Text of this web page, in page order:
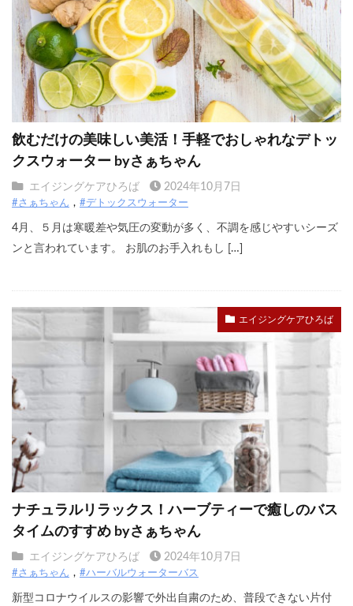
飲むだけの美味しい美活！手軽でおしゃれなデトッ
クスウォーター byさぁちゃん
エイジングケアひろば 2024年10月7日
#さぁちゃん #デトックスウォーター
4月、５月は寒暖差や気圧の変動が多く、不調を感じやすいシーズ
ンと言われています。 お肌のお手入れもし […]
エイジングケアひろば
ナチュラルリラックス！ハーブティーで癒しのバス
タイムのすすめ byさぁちゃん
エイジングケアひろば 2024年10月7日
#さぁちゃん #ハーバルウォーターバス
新型コロナウイルスの影響で外出自粛のため、普段できない片付